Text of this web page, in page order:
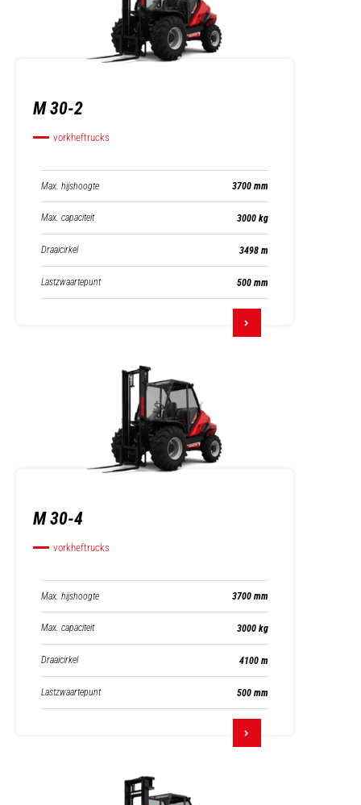
M 30-2
vorkheftrucks
Max. hijshoogte 3700 mm
Max. capaciteit 3000 kg
Draaicirkel 3498 m
Lastzwaartepunt 500 mm
M 30-4
vorkheftrucks
Max. hijshoogte 3700 mm
Max. capaciteit 3000 kg
Draaicirkel 4100 m
Lastzwaartepunt 500 mm